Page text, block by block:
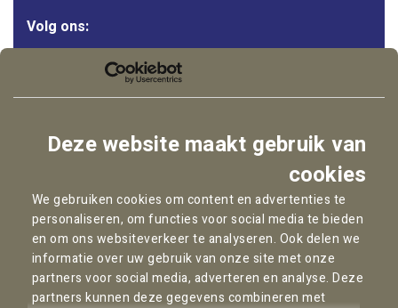
Deze website maakt gebruik van
cookies
We gebruiken cookies om content en advertenties te
personaliseren, om functies voor social media te bieden
en om ons websiteverkeer te analyseren. Ook delen we
informatie over uw gebruik van onze site met onze
partners voor social media, adverteren en analyse. Deze
partners kunnen deze gegevens combineren met
Volg ons:
YouTube
Copyright © 2026Pallas Advocaten
Privacybeleid
Cookie statement